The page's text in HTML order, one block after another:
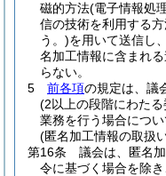
磁的方法(電子情報処
信の技術を利用する
う。)を用いて送信し
名加工情報に含まれ
らない。
5
前各項の規定は、議
(2以上の段階にわた
業務を行う場合につい
(匿名加工情報の取扱
第16条
議会は、匿名
令に基づく場合を除